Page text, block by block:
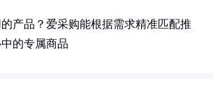
产品？爱采购能根据需求精准匹配推
的专属商品